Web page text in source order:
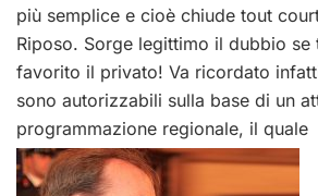
più semplice e cioè chiude tout
Riposo. Sorge legittimo il dubbio se
favorito il privato! Va ricordato
sono autorizzabili sulla base di un
programmazione regionale, il quale